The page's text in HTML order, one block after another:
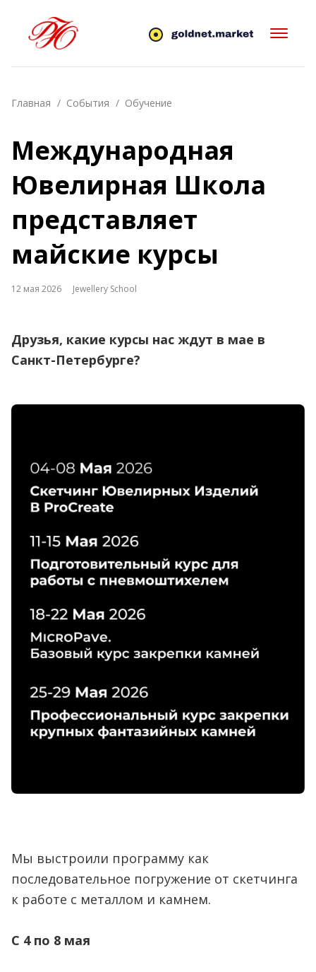
Главная События Обучение
Международная
Ювелирная Школа
представляет
майские курсы
12 мая 2026 Jewellery School
Друзья, какие курсы нас ждут в мае в
Санкт-Петербурге?
Мы выстроили программу как
последовательное погружение от скетчинга
к работе с металлом и камнем.
С 4 по 8 мая